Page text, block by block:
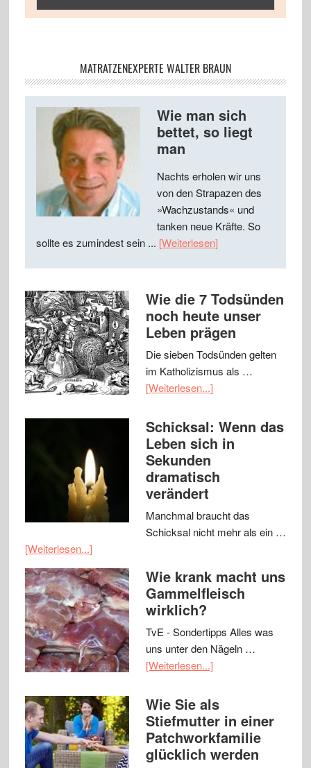
MATRATZENEXPERTE WALTER BRAUN
Wie man sich
bettet, so liegt
man
Nachts erholen wir uns
von den Strapazen des
»Wachzustands« und
tanken neue Kräfte. So
sollte es zumindest sein ... [Weiterlesen]
Wie die 7 Todsünden
noch heute unser
Leben prägen
Die sieben Todsünden gelten
im Katholizismus als …
[Weiterlesen...]
Schicksal: Wenn das
Leben sich in
Sekunden
dramatisch
verändert
Manchmal braucht das
Schicksal nicht mehr als ein …
[Weiterlesen...]
Wie krank macht uns
Gammelfleisch
wirklich?
TvE - Sondertipps Alles was
uns unter den Nägeln …
[Weiterlesen...]
Wie Sie als
Stiefmutter in einer
Patchworkfamilie
glücklich werden